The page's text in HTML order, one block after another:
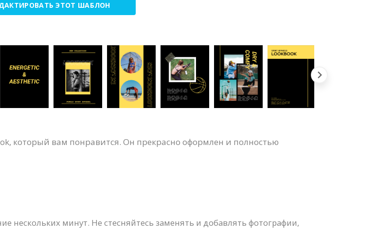
ЭТОТ ШАБЛОН
который вам понравится. Он прекрасно оформлен и полностью
нескольких минут. Не стесняйтесь заменять и добавлять фотографии,